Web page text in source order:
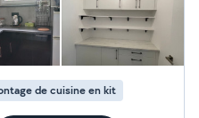
de cuisine en kit